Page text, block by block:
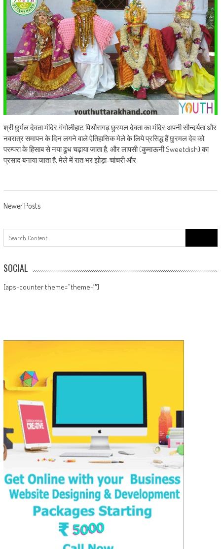
श्री छुर्मल देवता मंदिर गंगोलीहाट पिथौरागढ़ छुरमल देवता का मंदिर अपनी सौन्दर्यता और
नवरात्र समापन के दिन लगने वाले ऐतिहासिक मेले के लिये प्रसिद्ध हैं छुरमल देव को
परम्परा के हिसाब से नया ढूध चढ़ाया जाता है, और लापसी (कुमाऊनी Sweetdish) का
प्रसाद बनाया जाता है, मेले में रात भर झोड़ा-चांचरी और
Posts navigation
Newer Posts
for:
SOCIAL
[aps-counter theme=”theme-1″]